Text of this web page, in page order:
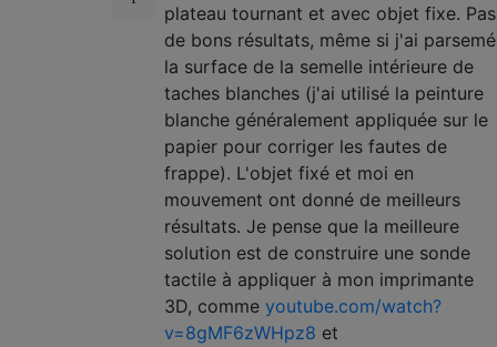
plateau tournant et avec objet fixe. Pas
de bons résultats, même si j'ai parsemé
la surface de la semelle intérieure de
taches blanches (j'ai utilisé la peinture
blanche généralement appliquée sur le
papier pour corriger les fautes de
frappe). L'objet fixé et moi en
mouvement ont donné de meilleurs
résultats. Je pense que la meilleure
solution est de construire une sonde
tactile à appliquer à mon imprimante
3D, comme youtube.com/watch?
v=8gMF6zWHpz8 et